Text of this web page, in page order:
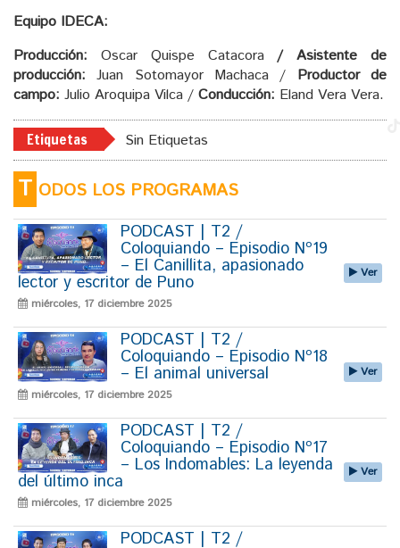
Equipo IDECA:
Producción: Oscar Quispe Catacora/ Asistente de
producción: Juan Sotomayor Machaca / Productor de
campo: Julio Aroquipa Vilca / Conducción: Eland Vera Vera.
Etiquetas Sin Etiquetas
T ODOS LOS PROGRAMAS
PODCAST | T2 /
Coloquiando – Episodio Nº19
– El Canillita, apasionado
lector y escritor de Puno
miércoles, 17 diciembre 2025
Ver
PODCAST | T2 /
Coloquiando – Episodio Nº18
– El animal universal
miércoles, 17 diciembre 2025
Ver
PODCAST | T2 /
Coloquiando – Episodio Nº17
– Los Indomables: La leyenda
del último inca
miércoles, 17 diciembre 2025
Ver
PODCAST | T2 /